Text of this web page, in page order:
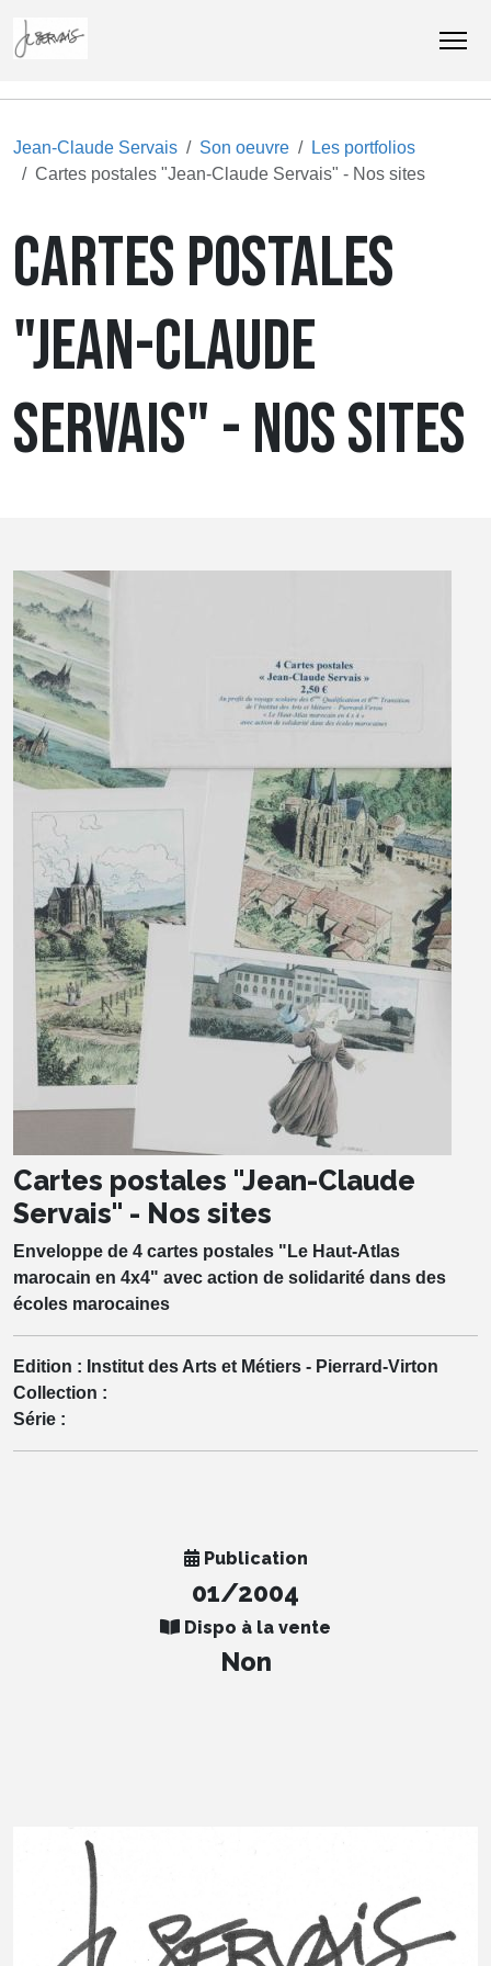
Jean-Claude Servais Son oeuvre
Les portfolios
Cartes postales "Jean-Claude Servais" - Nos sites
CARTES POSTALES
"JEAN-CLAUDE
SERVAIS" - NOS SITES
Cartes postales "Jean-Claude
Servais" - Nos sites
Enveloppe de 4 cartes postales "Le Haut-Atlas
marocain en 4x4" avec action de solidarité dans des
écoles marocaines
Edition : Institut des Arts et Métiers - Pierrard-Virton
Collection :
Série :
Publication
01/2004
Dispo à la vente
Non